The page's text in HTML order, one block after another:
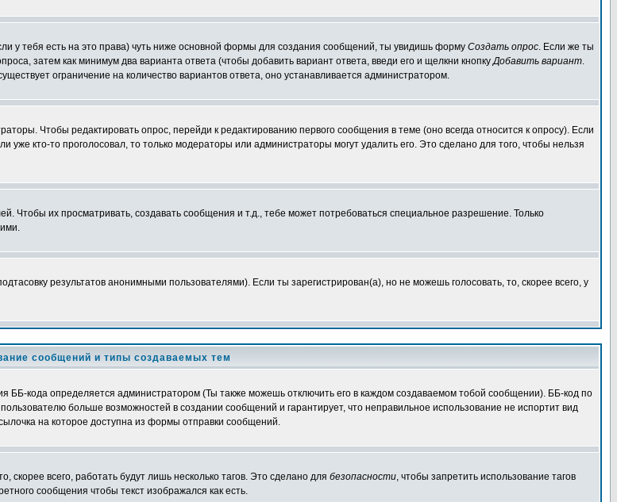
у тебя есть на это права) чуть ниже основной формы для создания сообщений, ты увидишь форму Создать опрос. Если же ты
затем как минимум два варианта ответа (чтобы добавить вариант ответа, введи его и щелкни кнопкуДобавить вариант.
ограничение на количество вариантов ответа, оно устанавливается администратором.
Чтобы редактировать опрос, перейди к редактированию первого сообщения в теме (оно всегда относится к опросу). Если
уже кто-то проголосовал, то только модераторы или администраторы могут удалить его. Это сделано для того, чтобы нельзя
Чтобы их просматривать, создавать сообщения и т.д., тебе может потребоваться специальное разрешение. Только
результатов анонимными пользователями). Если ты зарегистрирован(а), но не можешь голосовать, то, скорее всего, у
сообщений и типы создаваемых тем
ББ-кода определяется администратором (Ты также можешь отключить его в каждом создаваемом тобой сообщении). ББ-код по
больше возможностей в создании сообщений и гарантирует, что неправильное использование не испортит вид
на которое доступна из формы отправки сообщений.
всего, работать будут лишь несколько тагов. Это сделано для безопасности, чтобы запретить использование тагов
сообщения чтобы текст изображался как есть.